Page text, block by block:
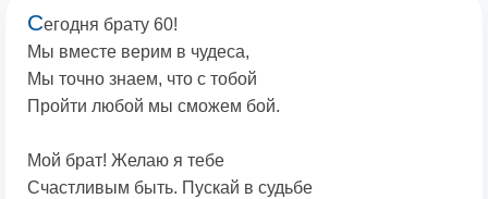
Сегодня брату 60!
Мы вместе верим в чудеса,
Мы точно знаем, что с тобой
Пройти любой мы сможем бой.
Мой брат! Желаю я тебе
Счастливым быть. Пускай в судьбе